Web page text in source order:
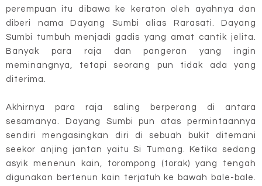
perempuan itu dibawa ke keraton oleh ayahnya dan
diberi nama Dayang Sumbi alias Rarasati. Dayang
Sumbi tumbuh menjadi gadis yang amat cantik jelita.
Banyak para raja dan pangeran yang ingin
meminangnya, tetapi seorang pun tidak ada yang
diterima.
Akhirnya para raja saling berperang di antara
sesamanya. Dayang Sumbi pun atas permintaannya
sendiri mengasingkan diri di sebuah bukit ditemani
seekor anjing jantan yaitu Si Tumang. Ketika sedang
asyik menenun kain, torompong (torak) yang tengah
digunakan bertenun kain terjatuh ke bawah bale-bale.